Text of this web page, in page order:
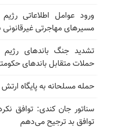
ورود عوامل اطلاعاتی
مسیرهای مهاجرتی غیرقانونی
تشدید جنگ باندهای رژیم
حملات متقابل باندهای
حمله مسلحانه به پایگاه
سناتور جان کندی: توافق
توافق بد ترجیح می‌دهم